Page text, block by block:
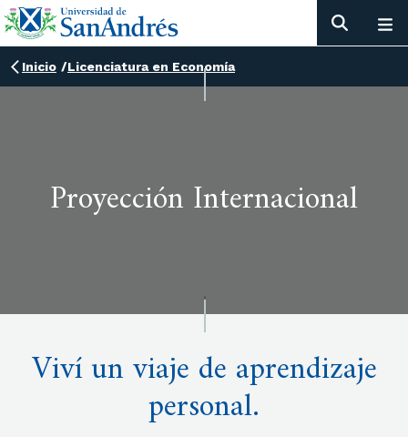
Inicio /Licenciatura en Economía
Proyección Internacional
Viví un viaje de aprendizaje
personal.